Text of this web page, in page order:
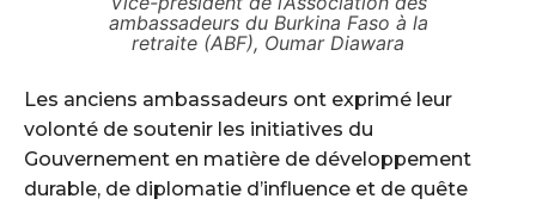
ambassadeurs du Burkina Faso à la
retraite (ABF), Oumar Diawara
‎Les anciens ambassadeurs ont exprimé leur
volonté de soutenir les initiatives du
Gouvernement en matière de développement
durable, de diplomatie d’influence et de quête